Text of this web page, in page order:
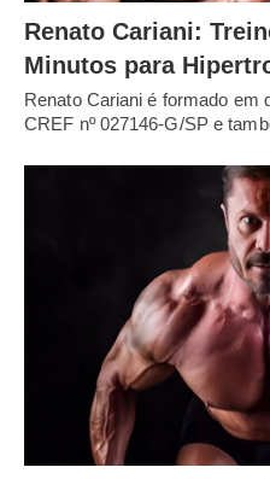
Renato Cariani:
Minutos para
Renato Cariani é formado
CREF nº 027146-G/SP e